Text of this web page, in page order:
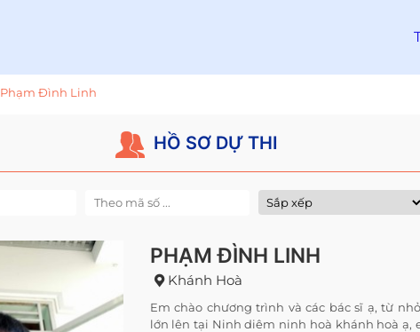
Phạm Đình Linh
HỒ SƠ DỰ THI
PHẠM ĐÌNH LINH
Khánh Hoà
Em chào chương trình và các bác sĩ ạ, từ
lớn lên tại Ninh diêm ninh hoà khánh hoà ạ,